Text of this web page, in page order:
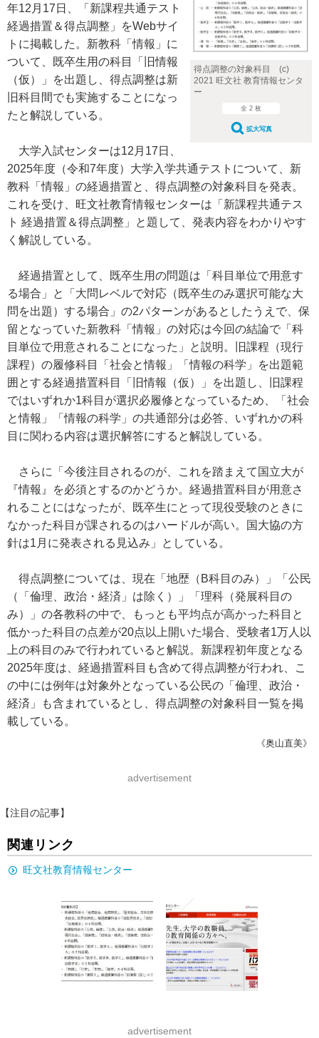
得点調整の対象科目 (c)
2021 旺文社 教育情報センタ
ー
全 2 枚
拡大写真
年12月17日、「新課程共通テスト
経過措置＆得点調整」をWebサイ
トに掲載した。新教科「情報」に
ついて、既卒生用の科目「旧情報
（仮）」を出題し、得点調整は新
旧科目間でも実施することになっ
たと解説している。
大学入試センターは12月17日、
2025年度（令和7年度）大学入学共通テストについて、新
教科「情報」の経過措置と、得点調整の対象科目を発表。
これを受け、旺文社教育情報センターは「新課程共通テス
ト 経過措置＆得点調整」と題して、発表内容をわかりやす
く解説している。
経過措置として、既卒生用の問題は「科目単位で用意す
る場合」と「大問レベルで対応（既卒生のみ選択可能な大
問を出題）する場合」の2パターンがあるとしたうえで、保
留となっていた新教科「情報」の対応は今回の結論で「科
目単位で用意されることになった」と説明。旧課程（現行
課程）の履修科目「社会と情報」「情報の科学」を出題範
囲とする経過措置科目「旧情報（仮）」を出題し、旧課程
ではいずれか1科目が選択必履修となっているため、「社会
と情報」「情報の科学」の共通部分は必答、いずれかの科
目に関わる内容は選択解答にすると解説している。
さらに「今後注目されるのが、これを踏まえて国立大が
『情報』を必須とするのかどうか。経過措置科目が用意さ
れることにはなったが、既卒生にとって現役受験のときに
なかった科目が課されるのはハードルが高い。国大協の方
針は1月に発表される見込み」としている。
得点調整については、現在「地歴（B科目のみ）」「公民
（「倫理、政治・経済」は除く）」「理科（発展科目の
み）」の各教科の中で、もっとも平均点が高かった科目と
低かった科目の点差が20点以上開いた場合、受験者1万人以
上の科目のみで行われていると解説。新課程初年度となる
2025年度は、経過措置科目も含めて得点調整が行われ、こ
の中には例年は対象外となっている公民の「倫理、政治・
経済」も含まれているとし、得点調整の対象科目一覧を掲
載している。
《奥山直美》
advertisement
【注目の記事】
関連リンク
旺文社教育情報センター
advertisement